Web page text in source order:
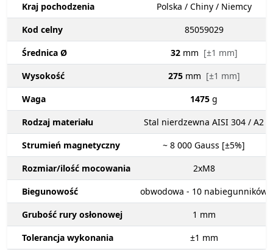
Kraj pochodzenia
Polska / Chiny / Niemcy
Kod celny
85059029
Średnica Ø
32 mm [±1 mm]
Wysokość
275 mm [±1 mm]
Waga
1475 g
Rodzaj materiału
Stal nierdzewna AISI 304 / A2
Strumień magnetyczny
~ 8 000 Gauss [±5%]
Rozmiar/ilość mocowania
2xM8
Biegunowość
obwodowa - 10 nabiegunników
Grubość rury osłonowej
1 mm
Tolerancja wykonania
±1 mm